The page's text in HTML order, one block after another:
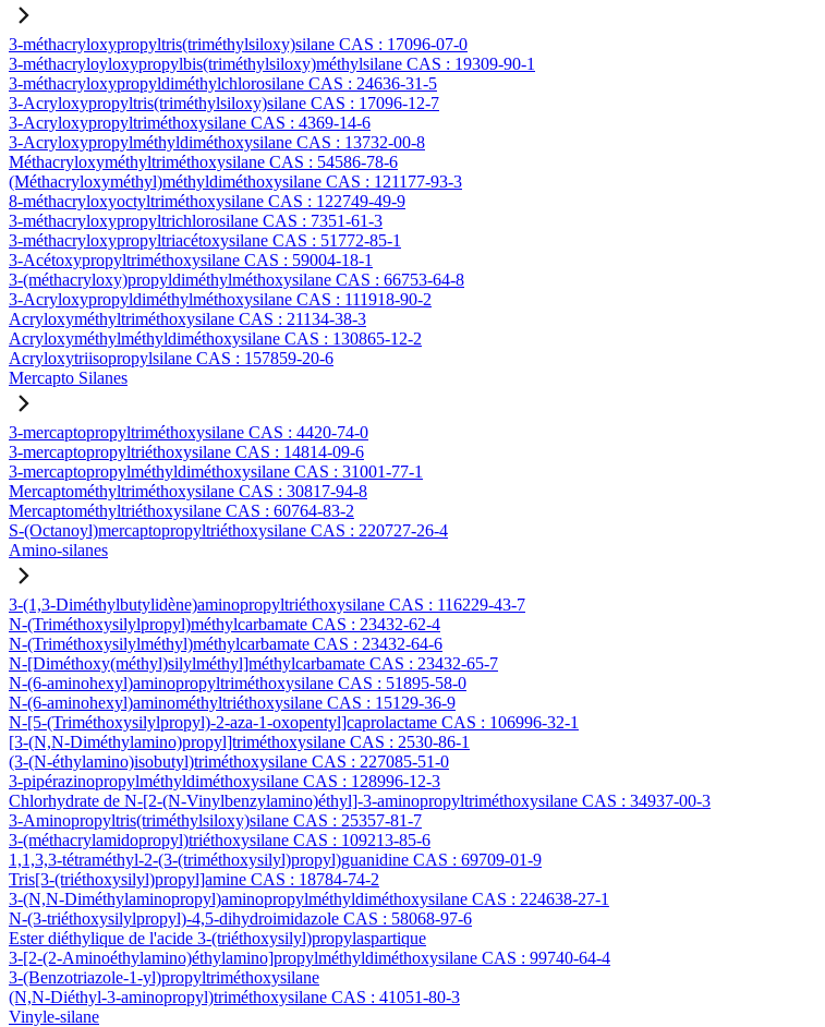
3-méthacryloxypropyltris(triméthylsiloxy)silane CAS : 17096-07-0
3-méthacryloyloxypropylbis(triméthylsiloxy)méthylsilane CAS : 19309-90-1
3-méthacryloxypropyldiméthylchlorosilane CAS : 24636-31-5
3-Acryloxypropyltris(triméthylsiloxy)silane CAS : 17096-12-7
3-Acryloxypropyltriméthoxysilane CAS : 4369-14-6
3-Acryloxypropylméthyldiméthoxysilane CAS : 13732-00-8
Méthacryloxyméthyltriméthoxysilane CAS : 54586-78-6
(Méthacryloxyméthyl)méthyldiméthoxysilane CAS : 121177-93-3
8-méthacryloxyoctyltriméthoxysilane CAS : 122749-49-9
3-méthacryloxypropyltrichlorosilane CAS : 7351-61-3
3-méthacryloxypropyltriacétoxysilane CAS : 51772-85-1
3-Acétoxypropyltriméthoxysilane CAS : 59004-18-1
3-(méthacryloxy)propyldiméthylméthoxysilane CAS : 66753-64-8
3-Acryloxypropyldiméthylméthoxysilane CAS : 111918-90-2
Acryloxyméthyltriméthoxysilane CAS : 21134-38-3
Acryloxyméthylméthyldiméthoxysilane CAS : 130865-12-2
Acryloxytriisopropylsilane CAS : 157859-20-6
Mercapto Silanes
3-mercaptopropyltriméthoxysilane CAS : 4420-74-0
3-mercaptopropyltriéthoxysilane CAS : 14814-09-6
3-mercaptopropylméthyldiméthoxysilane CAS : 31001-77-1
Mercaptométhyltriméthoxysilane CAS : 30817-94-8
Mercaptométhyltriéthoxysilane CAS : 60764-83-2
S-(Octanoyl)mercaptopropyltriéthoxysilane CAS : 220727-26-4
Amino-silanes
3-(1,3-Diméthylbutylidène)aminopropyltriéthoxysilane CAS : 116229-43-7
N-(Triméthoxysilylpropyl)méthylcarbamate CAS : 23432-62-4
N-(Triméthoxysilylméthyl)méthylcarbamate CAS : 23432-64-6
N-[Diméthoxy(méthyl)silylméthyl]méthylcarbamate CAS : 23432-65-7
N-(6-aminohexyl)aminopropyltriméthoxysilane CAS : 51895-58-0
N-(6-aminohexyl)aminométhyltriéthoxysilane CAS : 15129-36-9
N-[5-(Triméthoxysilylpropyl)-2-aza-1-oxopentyl]caprolactame CAS : 106996-32-1
[3-(N,N-Diméthylamino)propyl]triméthoxysilane CAS : 2530-86-1
(3-(N-éthylamino)isobutyl)triméthoxysilane CAS : 227085-51-0
3-pipérazinopropylméthyldiméthoxysilane CAS : 128996-12-3
Chlorhydrate de N-[2-(N-Vinylbenzylamino)éthyl]-3-aminopropyltriméthoxysilane CAS : 34937-00-3
3-Aminopropyltris(triméthylsiloxy)silane CAS : 25357-81-7
3-(méthacrylamidopropyl)triéthoxysilane CAS : 109213-85-6
1,1,3,3-tétraméthyl-2-(3-(triméthoxysilyl)propyl)guanidine CAS : 69709-01-9
Tris[3-(triéthoxysilyl)propyl]amine CAS : 18784-74-2
3-(N,N-Diméthylaminopropyl)aminopropylméthyldiméthoxysilane CAS : 224638-27-1
N-(3-triéthoxysilylpropyl)-4,5-dihydroimidazole CAS : 58068-97-6
Ester diéthylique de l'acide 3-(triéthoxysilyl)propylaspartique
3-[2-(2-Aminoéthylamino)éthylamino]propylméthyldiméthoxysilane CAS : 99740-64-4
3-(Benzotriazole-1-yl)propyltriméthoxysilane
(N,N-Diéthyl-3-aminopropyl)triméthoxysilane CAS : 41051-80-3
Vinyle-silane